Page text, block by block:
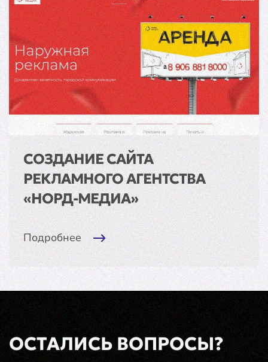
СОЗДАНИЕ САЙТА
РЕКЛАМНОГО АГЕНТСТВА
«НОРД-МЕДИА»
Подробнее
ОСТАЛИСЬ ВОПРОСЫ?